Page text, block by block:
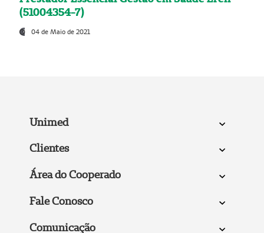
(51004354-7)
04 de Maio de 2021
Unimed
Clientes
Área do Cooperado
Fale Conosco
Comunicação